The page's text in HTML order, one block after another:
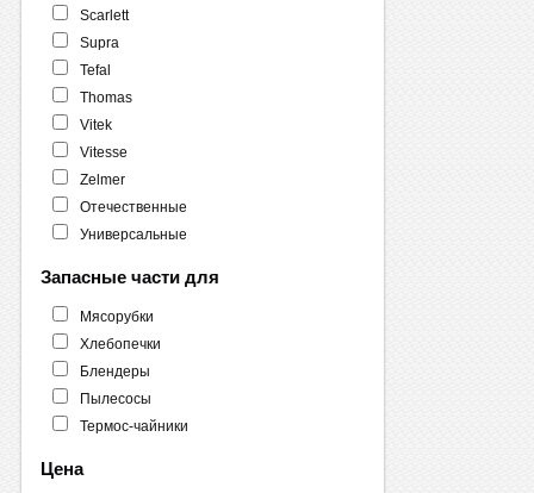
Scarlett
Supra
Tefal
Thomas
Vitek
Vitesse
Zelmer
Отечественные
Универсальные
Запасные части для
Мясорубки
Хлебопечки
Блендеры
Пылесосы
Термос-чайники
Цена